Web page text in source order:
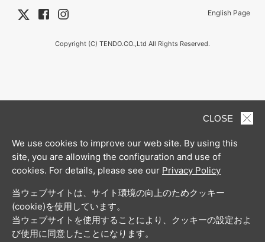
English Page
Copyright (C) TENDO.CO.,Ltd All Rights Reserved.
CLOSE
We use cookies to improve our web site. By using this
site, you are allowing the configuration and use of
cookies. For details, please see our Privacy Policy
当ウェブサイトは、サイト環境の向上のためクッキー
(cookie)を使用しています。
当ウェブサイトを使用することにより、クッキーの設定およ
び使用に同意したことになります。